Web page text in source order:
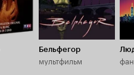
Бельфегор
мультфильм